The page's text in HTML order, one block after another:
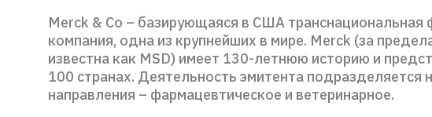
Merck & Co – базирующаяся в США транснациональная
компания, одна из крупнейших в мире. Merck (за
известна как MSD) имеет 130-летнюю историю и
100 странах. Деятельность эмитента подразделяется
направления – фармацевтическое и ветеринарное.